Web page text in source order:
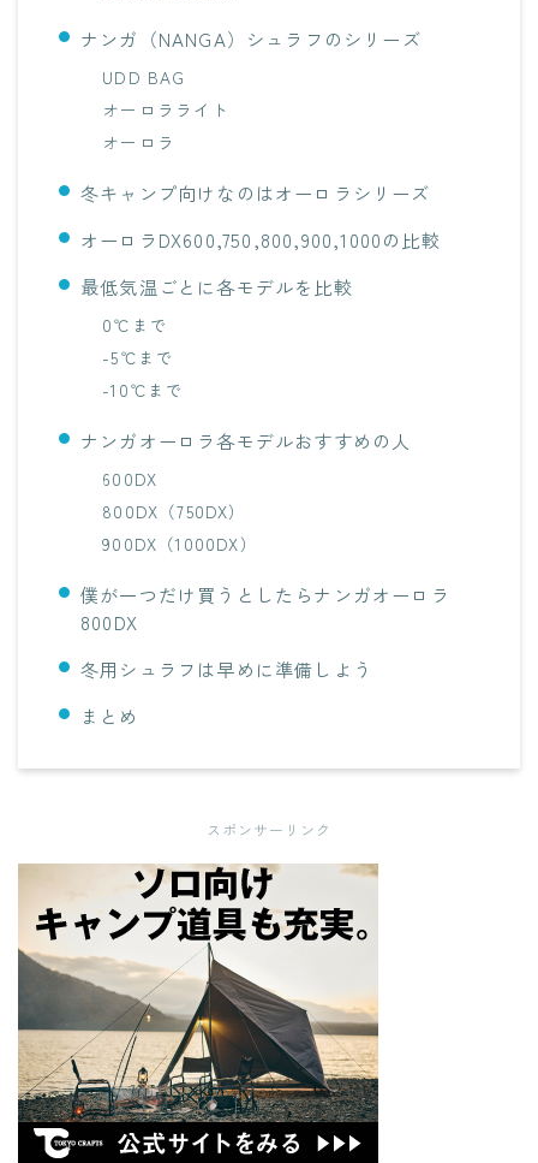
ナンガ（NANGA）シュラフのシリーズ
UDD BAG
オーロラライト
オーロラ
冬キャンプ向けなのはオーロラシリーズ
オーロラDX600,750,800,900,1000の比較
最低気温ごとに各モデルを比較
0℃まで
-5℃まで
-10℃まで
ナンガオーロラ各モデルおすすめの人
600DX
800DX（750DX）
900DX（1000DX）
僕が一つだけ買うとしたらナンガオーロラ
800DX
冬用シュラフは早めに準備しよう
まとめ
スポンサーリンク